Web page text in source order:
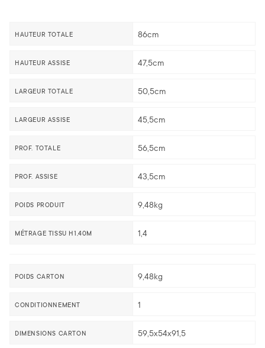
HAUTEUR TOTALE 86cm
HAUTEUR ASSISE 47,5cm
LARGEUR TOTALE 50,5cm
LARGEUR ASSISE 45,5cm
PROF. TOTALE 56,5cm
PROF. ASSISE 43,5cm
POIDS PRODUIT 9,48kg
MÉTRAGE TISSU H1,40M 1,4
POIDS CARTON 9,48kg
CONDITIONNEMENT 1
DIMENSIONS CARTON 59,5x54x91,5